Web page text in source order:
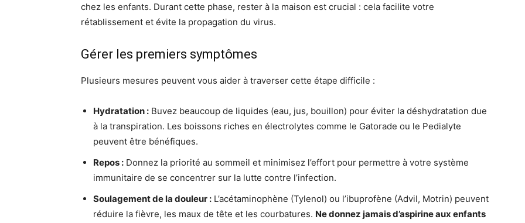
chez les enfants. Durant cette phase, rester à la maison est crucial : cela facilite votre
rétablissement et évite la propagation du virus.
Gérer les premiers symptômes
Plusieurs mesures peuvent vous aider à traverser cette étape difficile :
Hydratation : Buvez beaucoup de liquides (eau, jus, bouillon) pour éviter la déshydratation due
à la transpiration. Les boissons riches en électrolytes comme le Gatorade ou le Pedialyte
peuvent être bénéfiques.
Repos : Donnez la priorité au sommeil et minimisez l’effort pour permettre à votre système
immunitaire de se concentrer sur la lutte contre l’infection.
Soulagement de la douleur : L’acétaminophène (Tylenol) ou l’ibuprofène (Advil, Motrin) peuvent
réduire la fièvre, les maux de tête et les courbatures. Ne donnez jamais d’aspirine aux enfants